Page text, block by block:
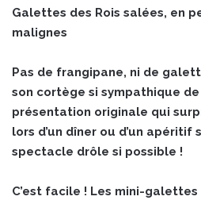
Galettes des Rois salées, en
malignes
Pas de frangipane, ni de
son cortège si sympathique
présentation originale qui
lors d’un dîner ou d’un apéritif
spectacle drôle si possible !
C’est facile ! Les mini-